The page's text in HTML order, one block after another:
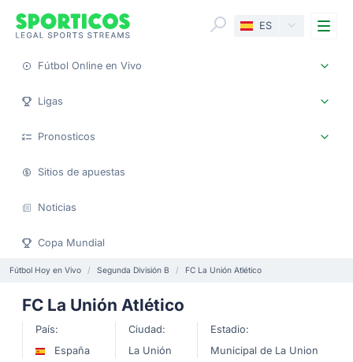
ES
Fútbol Online en Vivo
Ligas
Pronosticos
Sitios de apuestas
Noticias
Copa Mundial
Fútbol Hoy en Vivo Segunda División B FC La Unión Atlético
FC La Unión Atlético
País:
España
Ciudad:
La Unión
Estadio:
Municipal de La Union